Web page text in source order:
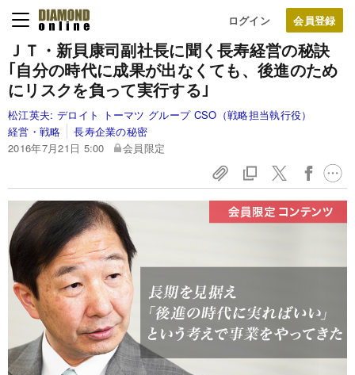
ログイン
ＪＴ・新貝康司副社長に聞く長寿経営の秘訣
｢自分の時代に成果が出なくても、後進のため
にリスクを負って実行する｣
松江英夫: デロイト トーマツ グループ CSO（戦略担当執行役）
経営・戦略
長寿企業の秘密
2016年7月21日 5:00
会員限定